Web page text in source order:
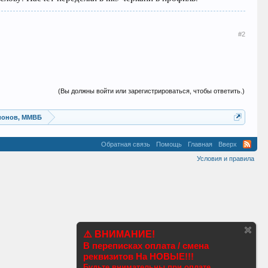
⚠️ ВНИМАНИЕ!
В переписках оплата / смена
реквизитов На НОВЫЕ!!!
#2
(Вы должны войти или зарегистрироваться, чтобы ответить.)
ММВБ
Обратная связь Помощь Главная
Вверх
Условия и правила